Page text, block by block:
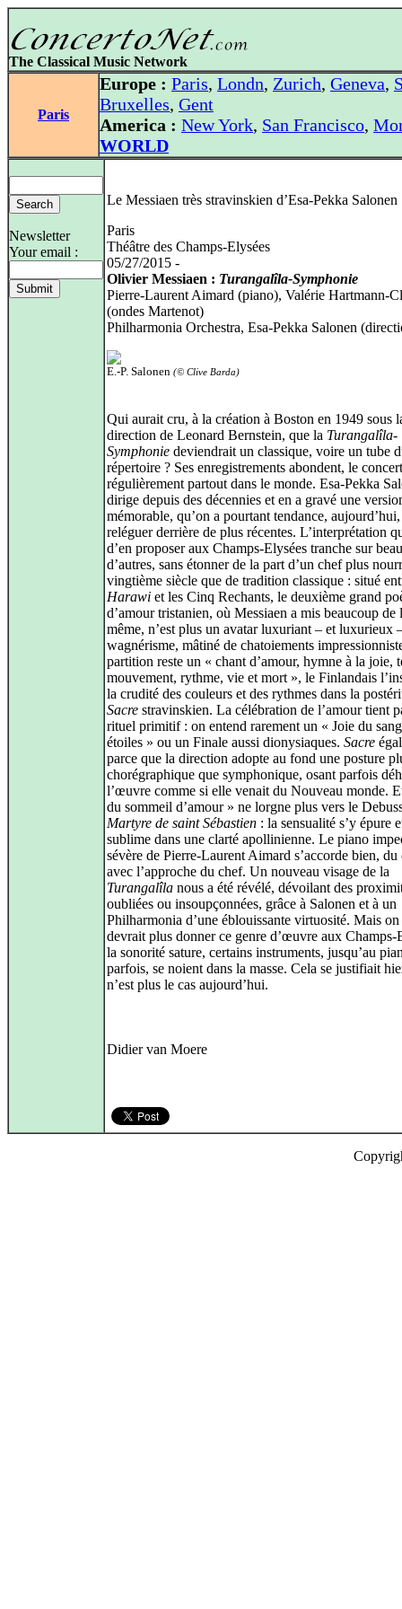
The Classical Music Network
Paris
Europe : Paris, Londn, Zurich, Geneva,
Bruxelles, Gent
America : New York, San Francisco,
WORLD
Newsletter
Your email :
Le Messiaen très stravinskien d’Esa-Pekka Salonen
Paris
Théâtre des Champs-Elysées
05/27/2015 -
Olivier Messiaen : Turangalîla-Symphonie
Pierre-Laurent Aimard (piano), Valérie Hartmann-
(ondes Martenot)
Philharmonia Orchestra, Esa-Pekka Salonen
E.-P. Salonen (© Clive Barda)
Qui aurait cru, à la création à Boston en 1949 sous
direction de Leonard Bernstein, que la Turangalîla-
Symphonie deviendrait un classique, voire un tube
répertoire ? Ses enregistrements abondent, le
régulièrement partout dans le monde. Esa-Pekka
dirige depuis des décennies et en a gravé une
mémorable, qu’on a pourtant tendance,
reléguer derrière de plus récentes. L’interprétation
d’en proposer aux Champs-Elysées tranche sur
d’autres, sans étonner de la part d’un chef plus
vingtième siècle que de tradition classique : situé
Harawi et les Cinq Rechants, le deuxième grand
d’amour tristanien, où Messiaen a mis beaucoup de
même, n’est plus un avatar luxuriant – et luxurieux
wagnérisme, mâtiné de chatoiements
partition reste un « chant d’amour, hymne à la joie,
mouvement, rythme, vie et mort », le Finlandais
la crudité des couleurs et des rythmes dans la
Sacre stravinskien. La célébration de l’amour tient
rituel primitif : on entend rarement un « Joie du
étoiles » ou un Finale aussi dionysiaques. Sacre
parce que la direction adopte au fond une posture
chorégraphique que symphonique, osant parfois
l’œuvre comme si elle venait du Nouveau monde.
du sommeil d’amour » ne lorgne plus vers le
Martyre de saint Sébastien : la sensualité s’y épure
sublime dans une clarté apollinienne. Le piano
sévère de Pierre-Laurent Aimard s’accorde bien, du
avec l’approche du chef. Un nouveau visage de la
Turangalîla nous a été révélé, dévoilant des
oubliées ou insoupçonnées, grâce à Salonen et à un
Philharmonia d’une éblouissante virtuosité. Mais on
devrait plus donner ce genre d’œuvre aux Champs-
la sonorité sature, certains instruments, jusqu’au
parfois, se noient dans la masse. Cela se justifiait
n’est plus le cas aujourd’hui.
Didier van Moere